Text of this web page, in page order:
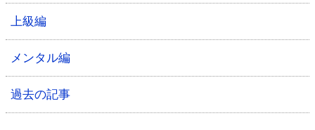
上級編
メンタル編
過去の記事